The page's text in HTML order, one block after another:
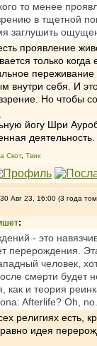
то менее
в тщетной
заглушить
проявление
только
внутри себя. И
Но чтобы
йогу Шри
деятельность.
Скот, Твик
Авг 23, 16:00 (3 года
:
- это
перерождения.
человек,
смерти будет
как и теория
Afterlife? Oh,
религиях есть,
идея